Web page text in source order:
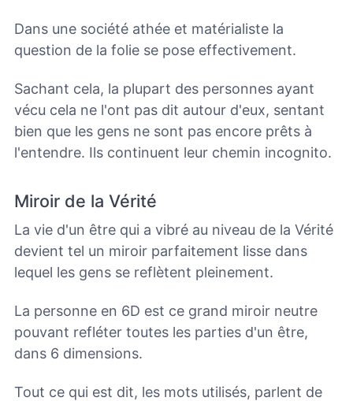
Dans une société athée et matérialiste la
question de la folie se pose effectivement.
Sachant cela, la plupart des personnes ayant
vécu cela ne l'ont pas dit autour d'eux, sentant
bien que les gens ne sont pas encore prêts à
l'entendre. Ils continuent leur chemin incognito.
Miroir de la Vérité
La vie d'un être qui a vibré au niveau de la Vérité
devient tel un miroir parfaitement lisse dans
lequel les gens se reflètent pleinement.
La personne en 6D est ce grand miroir neutre
pouvant refléter toutes les parties d'un être,
dans 6 dimensions.
Tout ce qui est dit, les mots utilisés, parlent de